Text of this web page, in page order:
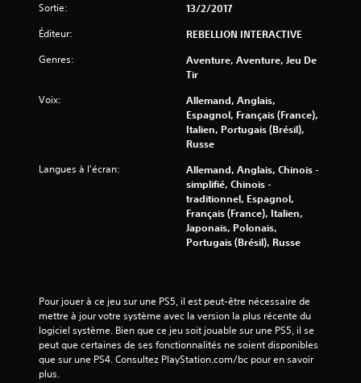
e
s
u
(
3
7
3
4
Sortie: 13/2/2017
Éditeur: REBELLION INTERACTIVE
Genres:
Aventure, Aventure, Jeu De
Tir
Voix:
Allemand, Anglais,
Espagnol, Français (France),
Italien, Portugais (Brésil),
Russe
Langues à l'écran:
Allemand, Anglais, Chinois -
simplifié, Chinois -
traditionnel, Espagnol,
Français (France), Italien,
Japonais, Polonais,
Portugais (Brésil), Russe
Pour jouer à ce jeu sur une PS5, il est peut-être nécessaire de
mettre à jour votre système avec la version la plus récente du
logiciel système. Bien que ce jeu soit jouable sur une PS5, il se
peut que certaines de ses fonctionnalités ne soient disponibles
que sur une PS4. Consultez PlayStation.com/bc pour en savoir
plus.